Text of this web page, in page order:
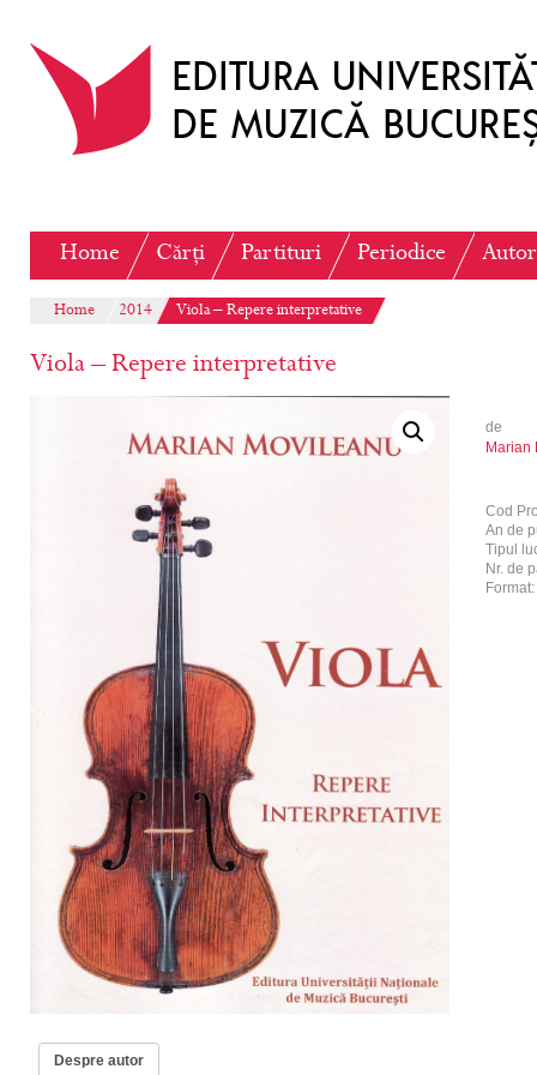
Home Cărți Partituri Periodice
Home 2014 Viola – Repere interpretative
Viola – Repere interpretative
de
Marian
Cod
An de
Tipul
Nr. de
Format:
Despre autor